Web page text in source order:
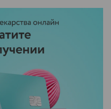
НА САЙТЕ